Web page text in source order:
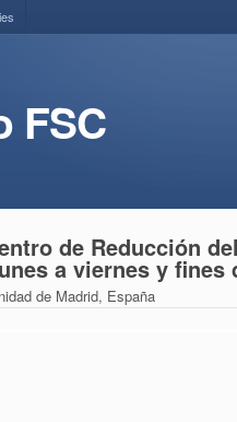
FSC
de Reducción
a viernes y
de Madrid, España